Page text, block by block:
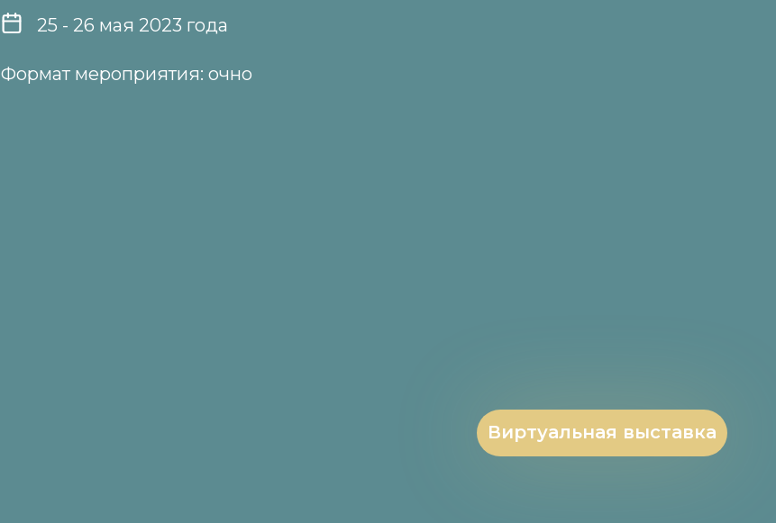
25 - 26 мая 2023 года
Формат мероприятия: очно
Виртуальная выставка